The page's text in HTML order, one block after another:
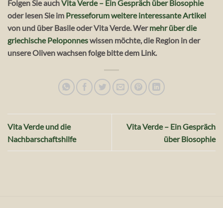
Folgen Sie auchVita Verde – Ein Gespräch über Biosophie
oder lesen Sie im Presseforum weitere interessante Artikel
von und über Basile oder Vita Verde. Wermehr über die
griechische Peloponneswissen möchte, die Region in der
unsere Oliven wachsen folge bitte dem Link.
Vita Verde und die
Nachbarschaftshilfe
Vita Verde – Ein Gespräch
über Biosophie